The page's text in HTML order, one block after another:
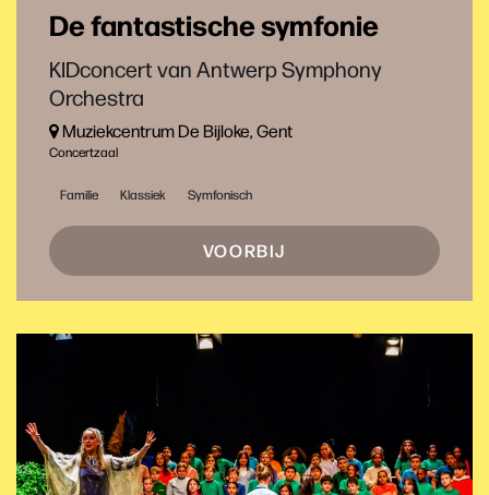
De fantastische symfonie
KIDconcert van Antwerp Symphony
Orchestra
Muziekcentrum De Bijloke, Gent
Concertzaal
Familie Klassiek Symfonisch
VOORBIJ